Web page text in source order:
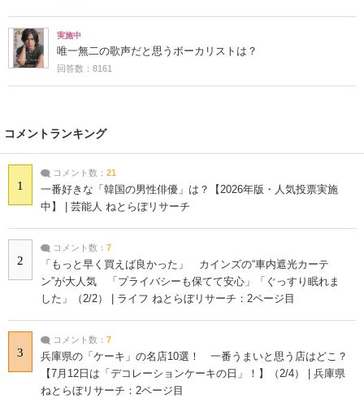
実施中
唯一無二の歌声だと思うボーカリストは？
回答数：8161
コメントランキング
1
コメント数： 21
一番好きな「韓国の男性俳優」は？【2026年版・人気投票実施
中】 | 芸能人 ねとらぼリサーチ
2
コメント数： 7
「もっと早く買えば良かった」 カインズの“車内遮光カーテ
ン”が大人気 「プライバシーも保てて安心」「ぐっすり眠れま
した」（2/2） | ライフ ねとらぼリサーチ：2ページ目
3
コメント数： 7
兵庫県の「ケーキ」の名店10選！ 一番うまいと思う店はどこ？
【7月12日は「デコレーションケーキの日」！】（2/4） | 兵庫県
ねとらぼリサーチ：2ページ目